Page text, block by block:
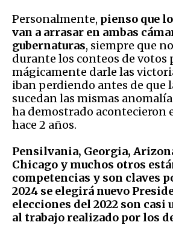
Personalmente, pienso que
van a arrasar en ambas
gubernaturas, siempre que
durante los conteos de votos
mágicamente darle las
iban perdiendo antes de que
sucedan las mismas
ha demostrado acontecieron
hace 2 años.
Pensilvania, Georgia,
Chicago y muchos otros
competencias y son claves
2024 se elegirá nuevo
elecciones del 2022 son casi
al trabajo realizado por los